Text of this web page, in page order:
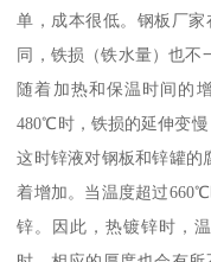
单，成本很低。钢板厂
同，铁损（铁水量）也不
随着加热和保温时间的
480℃时，铁损的延伸变慢
这时锌液对钢板和锌罐的
着增加。当温度超过
锌。因此，热镀锌时，